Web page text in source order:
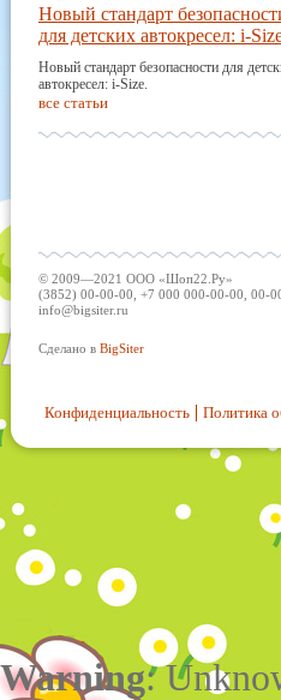
Новый стандарт
для детских автокресел: i-
Новый стандарт безопасности для
автокресел: i-Size.
все статьи
© 2009—2021 ООО «Шоп22.Ру»
(3852) 00-00-00, +7 000 000-00-00, 00-
info@bigsiter.ru
Сделано в BigSiter
Конфиденциальность Политика
Warning: